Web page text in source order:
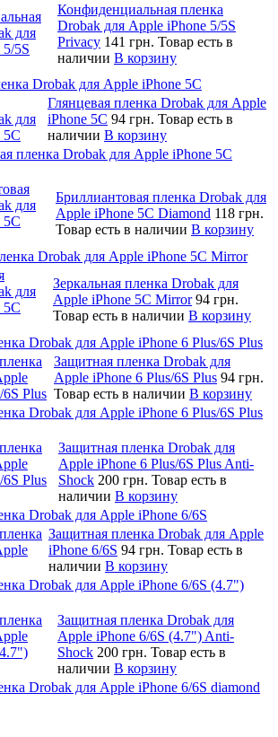
Конфиденциальная пленка
Drobak для Apple iPhone 5/5S
Privacy 141 грн. Товар есть в
наличии В корзину
Drobak для Apple iPhone 5C
Глянцевая пленка Drobak для Apple
iPhone 5C 94 грн. Товар есть в
наличии В корзину
пленка Drobak для Apple iPhone 5C
Бриллиантовая пленка Drobak для
Apple iPhone 5C Diamond 118 грн.
Товар есть в наличии В корзину
Drobak для Apple iPhone 5C Mirror
Зеркальная пленка Drobak для
Apple iPhone 5C Mirror 94 грн.
Товар есть в наличии В корзину
Drobak для Apple iPhone 6 Plus/6S Plus
Защитная пленка Drobak для
Apple iPhone 6 Plus/6S Plus 94 грн.
Товар есть в наличии В корзину
Drobak для Apple iPhone 6 Plus/6S Plus
Защитная пленка Drobak для
Apple iPhone 6 Plus/6S Plus Anti-
Shock 200 грн. Товар есть в
наличии В корзину
Drobak для Apple iPhone 6/6S
Защитная пленка Drobak для Apple
iPhone 6/6S 94 грн. Товар есть в
наличии В корзину
Drobak для Apple iPhone 6/6S (4.7")
Защитная пленка Drobak для
Apple iPhone 6/6S (4.7") Anti-
Shock 200 грн. Товар есть в
наличии В корзину
Drobak для Apple iPhone 6/6S diamond